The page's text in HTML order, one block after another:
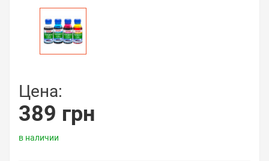
Цена:
389 грн
в наличии